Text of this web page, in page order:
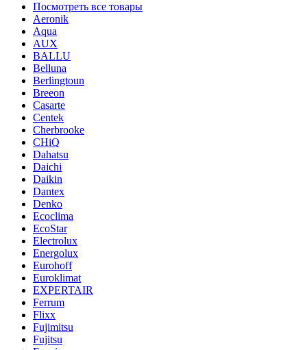
Посмотреть все товары
Aeronik
Aqua
AUX
BALLU
Belluna
Berlingtoun
Breeon
Casarte
Centek
Cherbrooke
CHiQ
Dahatsu
Daichi
Daikin
Dantex
Denko
Ecoclima
EcoStar
Electrolux
Energolux
Eurohoff
Euroklimat
EXPERTAIR
Ferrum
Flixx
Fujimitsu
Fujitsu